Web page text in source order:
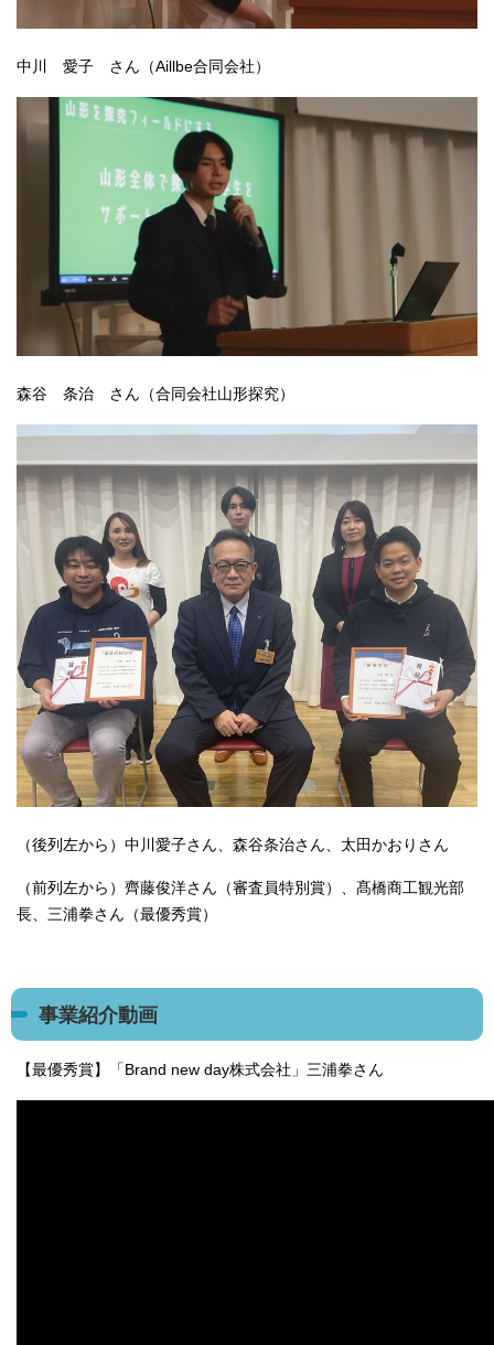
中川 愛子 さん（Aillbe合同会社）
森谷 条治 さん（合同会社山形探究）
（後列左から）中川愛子さん、森谷条治さん、太田かおりさん
（前列左から）齊藤俊洋さん（審査員特別賞）、髙橋商工観光部
長、三浦拳さん（最優秀賞）
事業紹介動画
【最優秀賞】「Brand new day株式会社」三浦拳さん